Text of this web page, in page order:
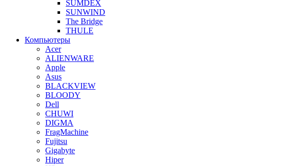
SUMDEX
SUNWIND
The Bridge
THULE
Компьютеры
Acer
ALIENWARE
Apple
Asus
BLACKVIEW
BLOODY
Dell
CHUWI
DIGMA
FragMachine
Fujitsu
Gigabyte
Hiper